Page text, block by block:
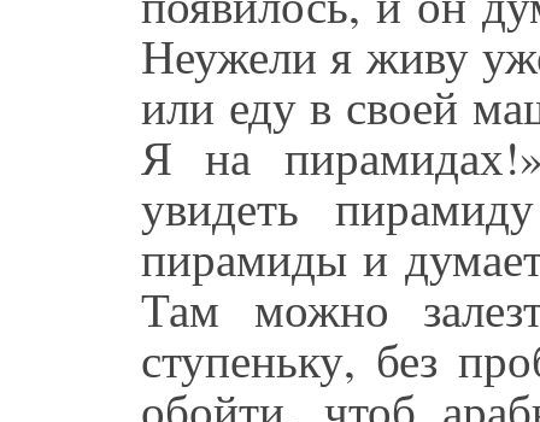
Неужели я живу
или еду в своей
Я на
увидеть
пирамиды и
Там можно
ступеньку, без
обойти, чтоб